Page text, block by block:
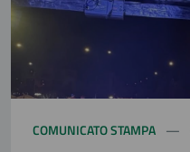
COMUNICATO STAMPA